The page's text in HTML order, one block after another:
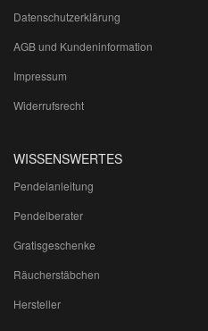
Datenschutzerklärung
AGB und Kundeninformation
Impressum
Widerrufsrecht
WISSENSWERTES
Pendelanleitung
Pendelberater
Gratisgeschenke
Räucherstäbchen
Hersteller